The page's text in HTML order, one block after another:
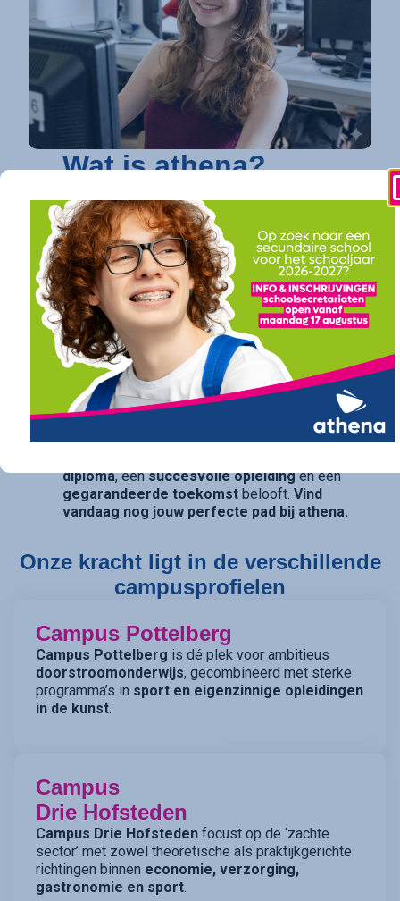
Wat is athena?
school in Kortrijkdie elke jongere een
toekomstgarantie biedt. Op vier
gespecialiseerde campussen bundelen we een
uitgebreid en toekomstgericht onderwijsaanbod.
Of je nu droomt van verder studeren in
hogeschool of universiteit (onze
doorstroomfinaliteit/ ASO) of direct een
succesvolle carrière ambieert (onze
arbeidsfinaliteit / BSO ), bij athena vind je een
traject op maat. Ook voor diegenen die daarin hun
opties openhouden, bieden onze studierichtingen
met
(TSO) de perfecte balans.
diploma, eensuccesvolle opleidingen een
gegarandeerde toekomst belooft.Vind
vandaag nog jouw perfecte pad bij athena.
Onze kracht ligt in de verschillende
campusprofielen
Campus Pottelberg
Campus Pottelberg is dé plek voor ambitieus
doorstroomonderwijs, gecombineerd met sterke
programma’s in sport en eigenzinnige opleidingen
in de kunst.
Campus
Drie Hofsteden
Campus Drie Hofsteden focust op de ‘zachte
sector’ met zowel theoretische als praktijkgerichte
richtingen binnen economie, verzorging,
gastronomie en sport.